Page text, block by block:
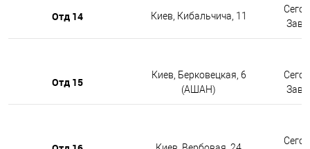
Отд 14 Киев, Кибальчича, 11
Отд 15
Киев, Берковецкая, 6
(АШАН)